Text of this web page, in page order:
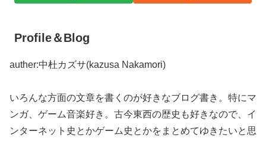
Profile＆Blog
auther:中杜カズサ(kazusa Nakamori)
いろんな方面の文章を書くのが好きなブログ書き。特にマ
ンガ、ゲーム音楽好き。古今東西の歴史も好きなので、イ
ンターネット史とかゲーム史とかをまとめてゆきたいと思